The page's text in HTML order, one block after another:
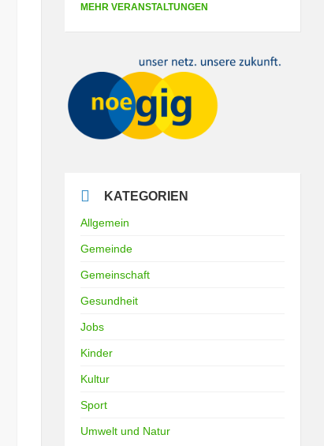
MEHR VERANSTALTUNGEN
KATEGORIEN
Allgemein
Gemeinde
Gemeinschaft
Gesundheit
Jobs
Kinder
Kultur
Sport
Umwelt und Natur